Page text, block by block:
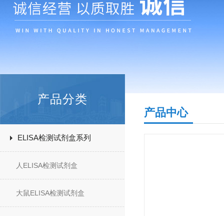
产品分类
ELISA检测试剂盒系列
人ELISA检测试剂盒
大鼠ELISA检测试剂盒
产品中心